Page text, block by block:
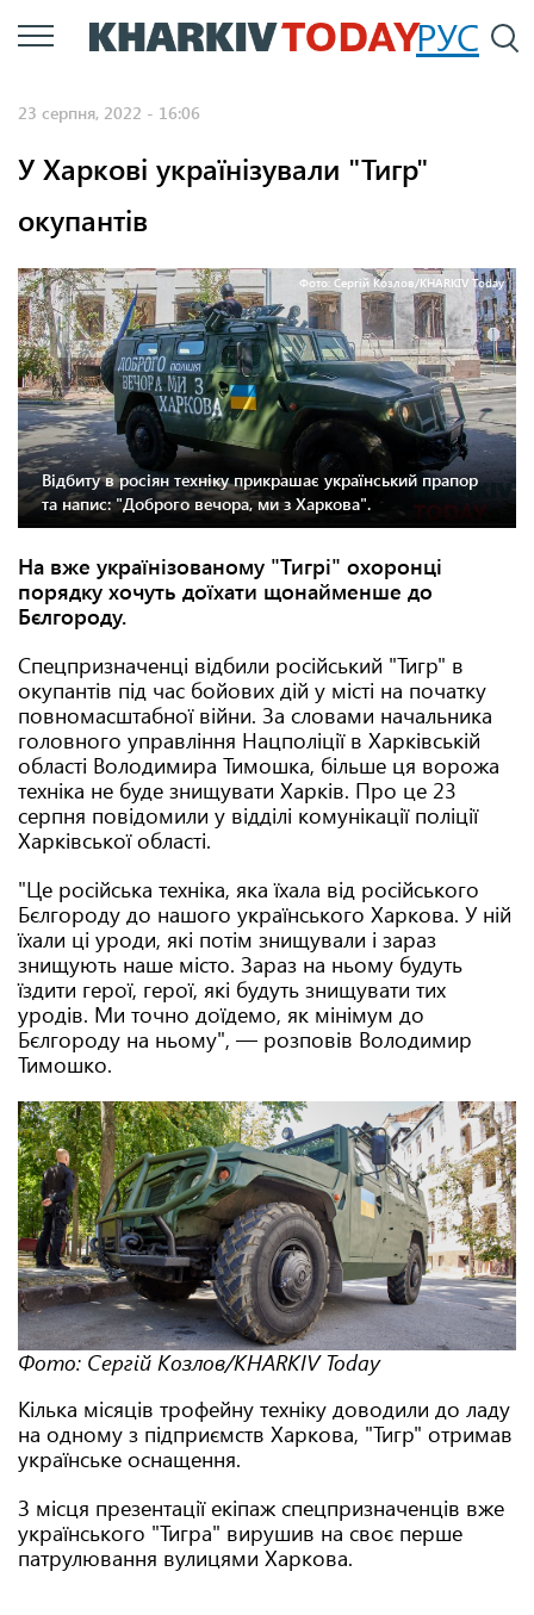
Перейти
до
РУС
23 серпня, 2022 - 16:06
У Харкові українізували "Тигр"
окупантів
Фото: Сергій Козлов/KHARKIV Today
Відбиту в росіян техніку прикрашає український прапор
та напис: "Доброго вечора, ми з Харкова".
На вже українізованому "Тигрі" охоронці
порядку хочуть доїхати щонайменше до
Бєлгороду.
Спецпризначенці відбили російський "Тигр" в
окупантів під час бойових дій у місті на початку
повномасштабної війни. За словами начальника
головного управління Нацполіції в Харківській
області Володимира Тимошка, більше ця ворожа
техніка не буде знищувати Харків. Про це 23
серпня повідомили у відділі комунікації поліції
Харківської області.
"Це російська техніка, яка їхала від російського
Бєлгороду до нашого українського Харкова. У ній
їхали ці уроди, які потім знищували і зараз
знищують наше місто. Зараз на ньому будуть
їздити герої, герої, які будуть знищувати тих
уродів. Ми точно доїдемо, як мінімум до
Бєлгороду на ньому", — розповів Володимир
Тимошко.
Фото: Сергій Козлов/KHARKIV Today
Кілька місяців трофейну техніку доводили до ладу
на одному з підприємств Харкова, "Тигр" отримав
українське оснащення.
З місця презентації екіпаж спецпризначенців вже
українського "Тигра" вирушив на своє перше
патрулювання вулицями Харкова.